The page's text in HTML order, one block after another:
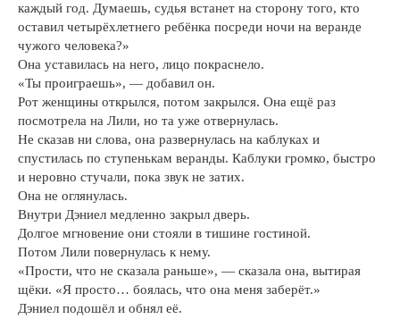
каждый год. Думаешь, судья встанет на сторону того, кто
оставил четырёхлетнего ребёнка посреди ночи на веранде
чужого человека?»
Она уставилась на него, лицо покраснело.
«Ты проиграешь», — добавил он.
Рот женщины открылся, потом закрылся. Она ещё раз
посмотрела на Лили, но та уже отвернулась.
Не сказав ни слова, она развернулась на каблуках и
спустилась по ступенькам веранды. Каблуки громко, быстро
и неровно стучали, пока звук не затих.
Она не оглянулась.
Внутри Дэниел медленно закрыл дверь.
Долгое мгновение они стояли в тишине гостиной.
Потом Лили повернулась к нему.
«Прости, что не сказала раньше», — сказала она, вытирая
щёки. «Я просто… боялась, что она меня заберёт.»
Дэниел подошёл и обнял её.